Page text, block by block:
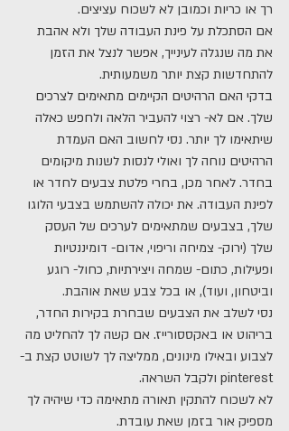
רך או כריות וכמובן לא לשכוח עציצים.
אם הסתכלת על פינת העבודה שלך ולא אהבת
את מה שנגלה לעינייך, אפשר לנצל את הזמן
להתחדשות קצת יותר משמעותית.
בדקי האם הרהיטים הקיימים מתאימים לצרכים
שלך. אם לא- רצוי להעביר הלאה ולחפש כאלה
שיתאימו לך יותר. נסי לחשוב האם העמדת
הרהיטים נוחה לך ואולי לנסות לשנות מיקומים
בחדר. לאחר מכן, בחרי פלטת צבעים לחדר או
לפינת העבודה. את יכולה להשתמש בצבעי הלוגו
שלך, בצבעים שמתאימים לערכים של העסק
שלך (ירוק- צמיחה וריפוי, אדום- דומיננטיות
ופעילות, כתום- שמחה ויצירתיות, כחול- רוגע
וביטחון, ועוד), או בכל צבע שאת אוהבת.
נסי לשלב את הצבעים שבחרת בקירות החדר,
בריהוט או באקססורייז. אם קשה לך להחליט מה
לצבוע ובאילו מינונים, ממליצה לך לשוטט קצת ב-
pinterest ולקבל השראה.
לא לשכוח להתקין תאורה מתאימה כדי שיהיה לך
מספיק אור בזמן שאת עובדת.